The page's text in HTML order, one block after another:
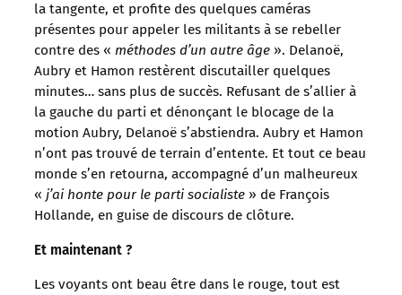
la tangente, et profite des quelques caméras
présentes pour appeler les militants à se rebeller
contre des « méthodes d’un autre âge ». Delanoë,
Aubry et Hamon restèrent discutailler quelques
minutes… sans plus de succès. Refusant de s’allier à
la gauche du parti et dénonçant le blocage de la
motion Aubry, Delanoë s’abstiendra. Aubry et Hamon
n’ont pas trouvé de terrain d’entente. Et tout ce beau
monde s’en retourna, accompagné d’un malheureux
« j’ai honte pour le parti socialiste » de François
Hollande, en guise de discours de clôture.
Et maintenant ?
Les voyants ont beau être dans le rouge, tout est